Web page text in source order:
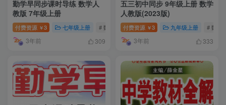
勤学早同步课时导练 数学人
教版 7年级上册
付费资源 ￥3 七年级上册 # 数学
3年前 309
五三初中同步 9年级上册 数学
人教版(2023版)
付费资源 ￥3 九年级上册 # 数学
3年前 333